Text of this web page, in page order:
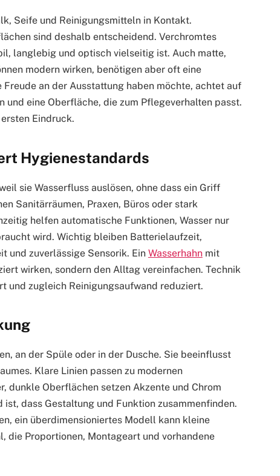
Seife und Reinigungsmitteln in Kontakt.
sind deshalb entscheidend. Verchromtes
langlebig und optisch vielseitig ist. Auch matte,
modern wirken, benötigen aber oft eine
Freude an der Ausstattung haben möchte, achtet auf
und eine Oberfläche, die zum Pflegeverhalten passt.
Eindruck.
Hygienestandards
sie Wasserfluss auslösen, ohne dass ein Griff
Sanitärräumen, Praxen, Büros oder stark
helfen automatische Funktionen, Wasser nur
wird. Wichtig bleiben Batterielaufzeit,
und zuverlässige Sensorik. Ein Wasserhahnmit
wirken, sondern den Alltag vereinfachen. Technik
und zugleich Reinigungsaufwand reduziert.
an der Spüle oder in der Dusche. Sie beeinflusst
Klare Linien passen zu modernen
dunkle Oberflächen setzen Akzente und Chrom
dass Gestaltung und Funktion zusammenfinden.
ein überdimensioniertes Modell kann kleine
die Proportionen, Montageart und vorhandene